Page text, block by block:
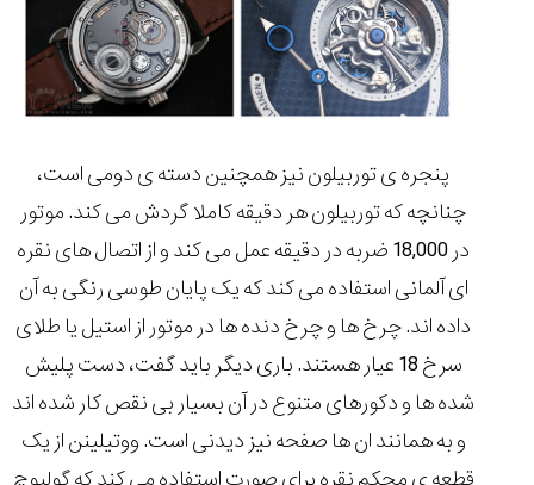
پنجره ی توربیلون نیز همچنین دسته ی دومی است،
چنانچه که توربیلون هر دقیقه کاملا گردش می کند. موتور
در 18,000 ضربه در دقیقه عمل می کند و از اتصال های نقره
ای آلمانی استفاده می کند که یک پایان طوسی رنگی به آن
داده اند. چرخ ها و چرخ دنده ها در موتور از استیل یا طلای
سرخ 18 عیار هستند. باری دیگر باید گفت، دست پلیش
شده ها و دکورهای متنوع در آن بسیار بی نقص کار شده اند
و به همانند ان ها صفحه نیز دیدنی است. ووتیلینن از یک